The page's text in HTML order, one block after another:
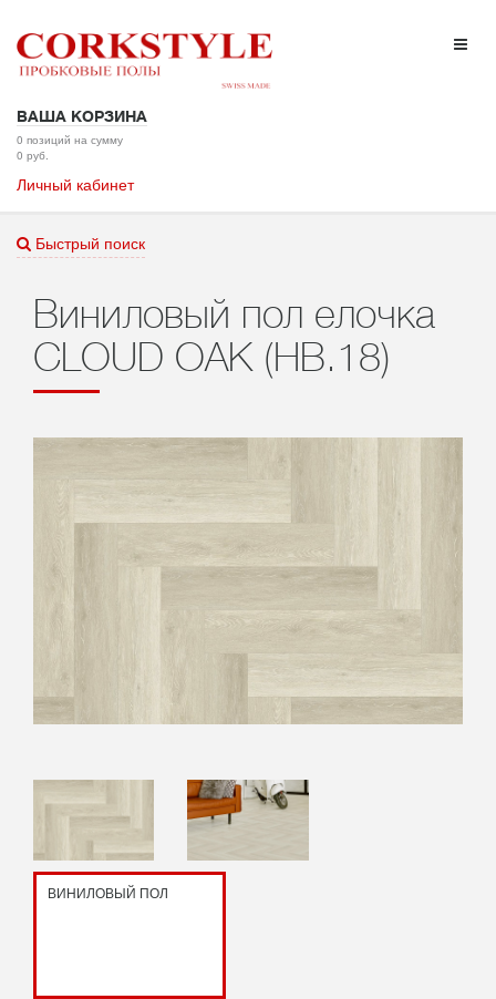
ВАША КОРЗИНА
0 позиций на сумму
0 руб.
Личный кабинет
Быстрый поиск
Виниловый пол елочка
CLOUD OAK (HB.18)
ВИНИЛОВЫЙ ПОЛ